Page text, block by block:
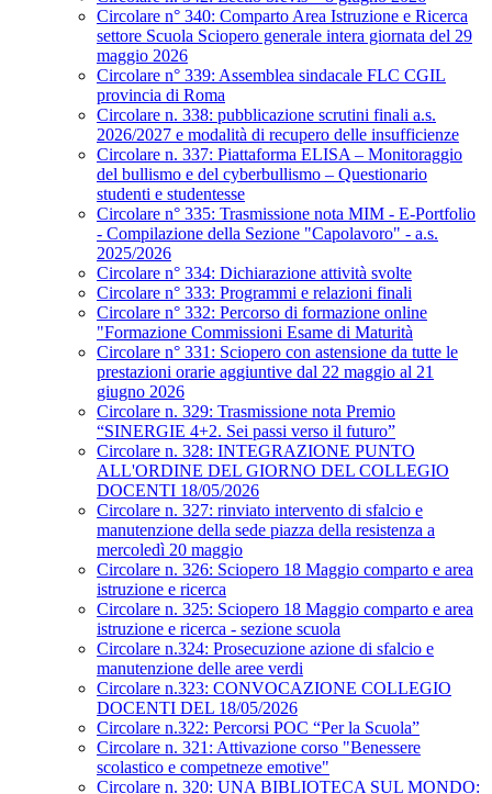
Circolare n° 340: Comparto Area Istruzione e Ricerca
settore Scuola Sciopero generale intera giornata del 29
maggio 2026
Circolare n° 339: Assemblea sindacale FLC CGIL
provincia di Roma
Circolare n. 338: pubblicazione scrutini finali a.s.
2026/2027 e modalità di recupero delle insufficienze
Circolare n. 337: Piattaforma ELISA – Monitoraggio
del bullismo e del cyberbullismo – Questionario
studenti e studentesse
Circolare n° 335: Trasmissione nota MIM - E-Portfolio
- Compilazione della Sezione "Capolavoro" - a.s.
2025/2026
Circolare n° 334: Dichiarazione attività svolte
Circolare n° 333: Programmi e relazioni finali
Circolare n° 332: Percorso di formazione online
"Formazione Commissioni Esame di Maturità
Circolare n° 331: Sciopero con astensione da tutte le
prestazioni orarie aggiuntive dal 22 maggio al 21
giugno 2026
Circolare n. 329: Trasmissione nota Premio
“SINERGIE 4+2. Sei passi verso il futuro”
Circolare n. 328: INTEGRAZIONE PUNTO
ALL'ORDINE DEL GIORNO DEL COLLEGIO
DOCENTI 18/05/2026
Circolare n. 327: rinviato intervento di sfalcio e
manutenzione della sede piazza della resistenza a
mercoledì 20 maggio
Circolare n. 326: Sciopero 18 Maggio comparto e area
istruzione e ricerca
Circolare n. 325: Sciopero 18 Maggio comparto e area
istruzione e ricerca - sezione scuola
Circolare n.324: Prosecuzione azione di sfalcio e
manutenzione delle aree verdi
Circolare n.323: CONVOCAZIONE COLLEGIO
DOCENTI DEL 18/05/2026
Circolare n.322: Percorsi POC “Per la Scuola”
Circolare n. 321: Attivazione corso "Benessere
scolastico e competneze emotive"
Circolare n. 320: UNA BIBLIOTECA SUL MONDO: